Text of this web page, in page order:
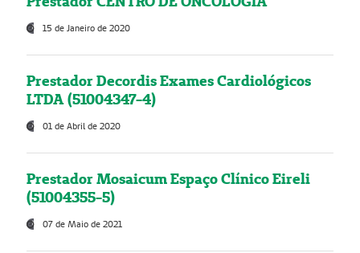
15 de Janeiro de 2020
Prestador Decordis Exames Cardiológicos
LTDA (51004347-4)
01 de Abril de 2020
Prestador Mosaicum Espaço Clínico Eireli
(51004355-5)
07 de Maio de 2021